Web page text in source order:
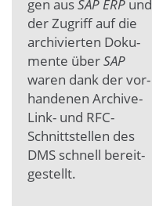
gen ausSAP ERP und
der Zu­griff auf die
archi­vier­ten Doku­
mente überSAP
waren dank der vor­
han­denen Archive-
Link- und RFC-
Schnitt­stellen des
DMS schnell bereit­
gestellt.